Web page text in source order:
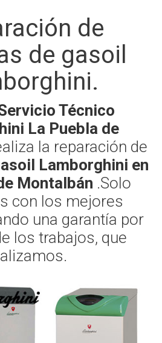
de
de gasoil
Técnico
La Puebla de
la reparación de
Lamborghini en
Montalbán .Solo
con los mejores
una garantía por
los trabajos, que